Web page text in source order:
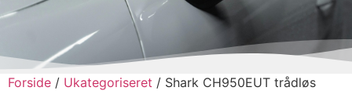
Forside / Ukategoriseret / Shark CH950EUT trådløs